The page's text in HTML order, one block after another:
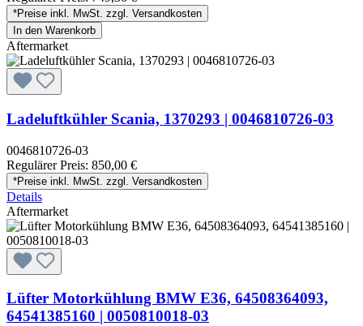
*Preise inkl. MwSt. zzgl. Versandkosten
In den Warenkorb
Aftermarket
Ladeluftkühler Scania, 1370293 | 0046810726-03
0046810726-03
Regulärer Preis: 850,00 €
*Preise inkl. MwSt. zzgl. Versandkosten
Details
Aftermarket
Lüfter Motorkühlung BMW E36, 64508364093,
64541385160 | 0050810018-03